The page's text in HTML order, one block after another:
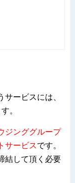
ービスには、
。
ジンググループ
サービスです。
結して頂く必要